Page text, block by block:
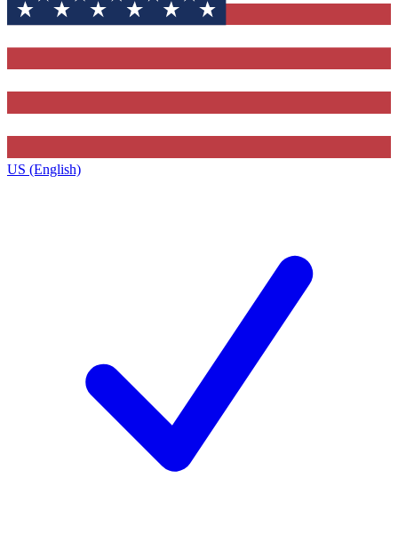
US (English)